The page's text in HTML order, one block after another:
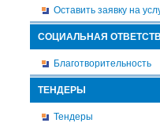
Оставить заявку на
СОЦИАЛЬНАЯ
Благотворительность
ТЕНДЕРЫ
Тендеры